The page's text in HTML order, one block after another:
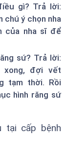
gì? Trả lời:
chú ý chọn nha
của nha sĩ để
sứ? Trả lời:
xong, đợi vết
tạm thời. Rồi
hình răng sứ